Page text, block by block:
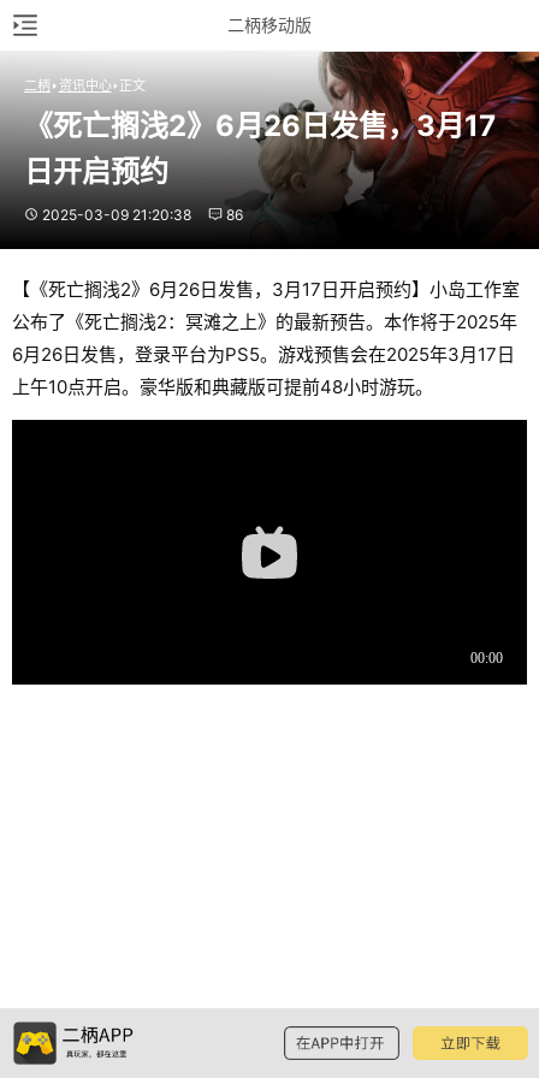
二柄移动版
二柄 资讯中心 正文
《死亡搁浅2》6月26日发售，3月17
日开启预约
2025-03-09 21:20:38 86
【《死亡搁浅2》6月26日发售，3月17日开启预约】小岛工作室
公布了《死亡搁浅2：冥滩之上》的最新预告。本作将于2025年
6月26日发售，登录平台为PS5。游戏预售会在2025年3月17日
上午10点开启。豪华版和典藏版可提前48小时游玩。